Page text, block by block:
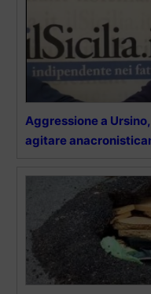
Aggressione a
agitare